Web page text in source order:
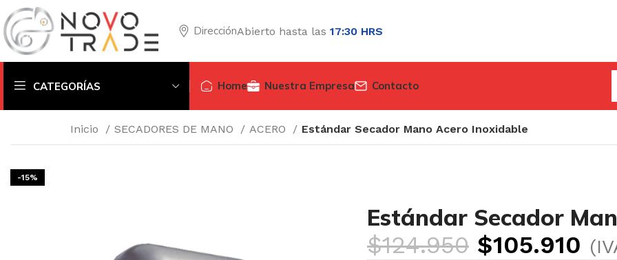
DirecciónAbierto hasta las 17:30 HRS
CATEGORÍAS Home Nuestra Empresa Contacto
Inicio SECADORES DE MANO ACERO Estándar Secador Mano Acero Inoxidable
-15%
Estándar Secador
$124.950 $105.910